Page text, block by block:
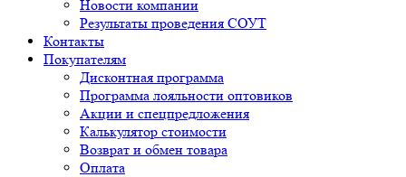
Новости компании
Результаты проведения СОУТ
Контакты
Покупателям
Дисконтная программа
Программа лояльности оптовиков
Акции и спецпредложения
Калькулятор стоимости
Возврат и обмен товара
Оплата